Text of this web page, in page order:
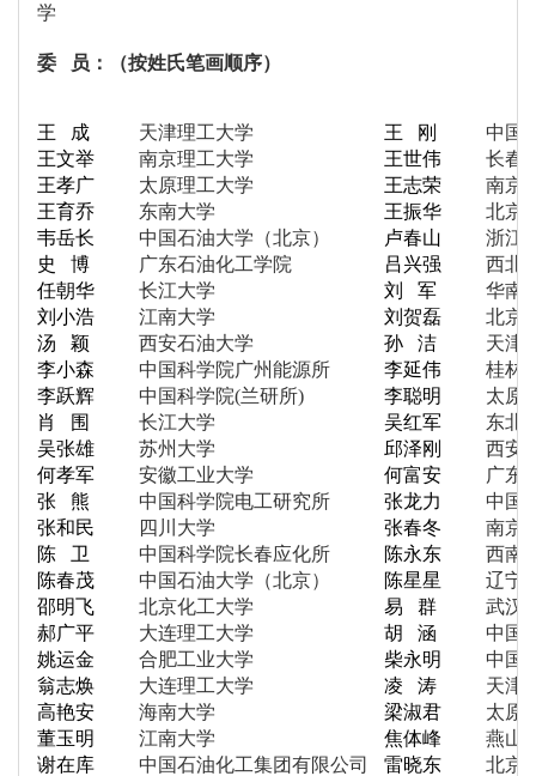
学
委 员： （按姓氏笔画顺序）
王 成 天津理工大学 王 刚
中国
王文举
南京理工大学 王世伟
长春
王孝广
太原理工大学 王志荣
南京
王育乔
东南大学 王振华
北京
韦岳长
中国石油大学（北京） 卢春山
浙江
史 博
广东石油化工学院 吕兴强
西北
任朝华
长江大学 刘 军
华南
刘小浩
江南大学 刘贺磊
北京
汤 颖
西安石油大学 孙 洁
天津
李小森
中国科学院广州能源所 李延伟
桂林
李跃辉
中国科学院(兰研所) 李聪明
太原
肖 围
长江大学 吴红军
东北
吴张雄
苏州大学 邱泽刚
西安
何孝军
安徽工业大学 何富安
广东
张 熊
中国科学院电工研究所 张龙力
中国
张和民
四川大学 张春冬
南京
陈 卫
中国科学院长春应化所 陈永东
西南
陈春茂
中国石油大学（北京） 陈星星
辽宁
邵明飞
北京化工大学 易 群
武汉
郝广平
大连理工大学 胡 涵
中国
姚运金
合肥工业大学 柴永明
中国
翁志焕
大连理工大学 凌 涛
天津
高艳安
海南大学 梁淑君
太原
董玉明
江南大学 焦体峰
燕山
谢在库
中国石油化工集团有限公司 雷晓东
北京